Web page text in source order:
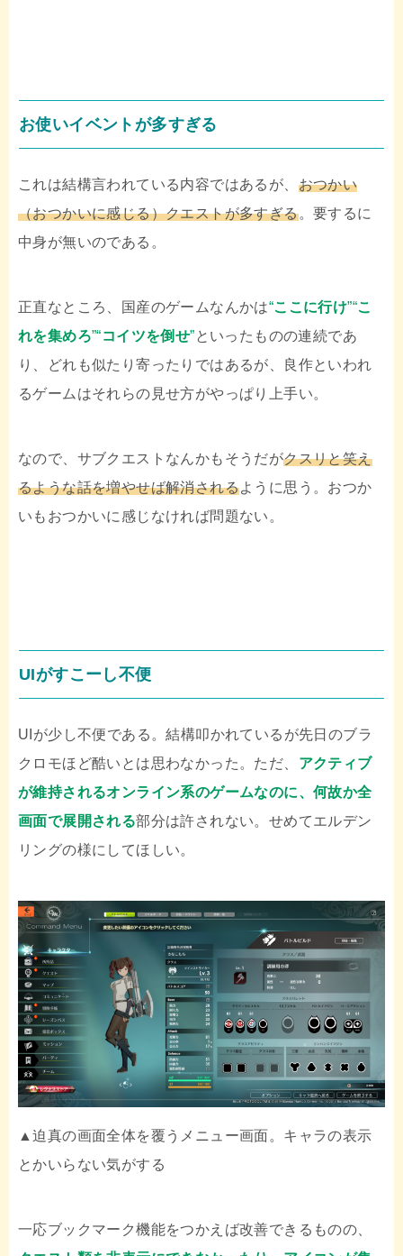
お使いイベントが多すぎる
これは結構言われている内容ではあるが、 おつかい
（おつかいに感じる）クエストが多すぎる。要するに
中身が無いのである。
正直なところ、国産のゲームなんかは“ここに行け”“こ
れを集めろ”“コイツを倒せ”といったものの連続であ
り、どれも似たり寄ったりではあるが、良作といわれ
るゲームはそれらの見せ方がやっぱり上手い。
なので、サブクエストなんかもそうだがクスリと笑え
るような話を増やせば解消されるように思う。おつか
いもおつかいに感じなければ問題ない。
UIがすこーし不便
UIが少し不便である。結構叩かれているが先日のブラ
クロモほど酷いとは思わなかった。ただ、 アクティブ
が維持されるオンライン系のゲームなのに、何故か全
画面で展開される部分は許されない。せめてエルデン
リングの様にしてほしい。
▲迫真の画面全体を覆うメニュー画面。キャラの表示
とかいらない気がする
一応ブックマーク機能をつかえば改善できるものの、